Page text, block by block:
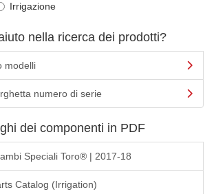
Irrigazione
nella ricerca dei prodotti?
modelli
numero di serie
dei componenti in PDF
Speciali Toro® | 2017-18
Catalog (Irrigation)